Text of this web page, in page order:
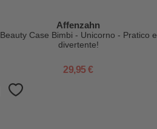
Affenzahn
Beauty Case Bimbi - Unicorno - Pratico e
divertente!
29,95 €